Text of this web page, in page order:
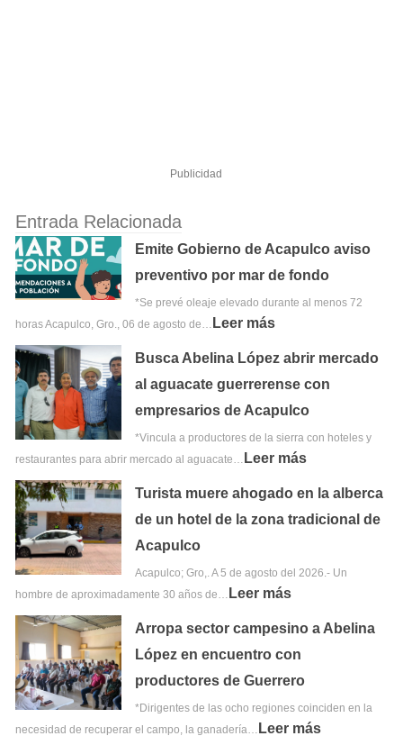
Publicidad
Entrada Relacionada
Emite Gobierno de Acapulco aviso
preventivo por mar de fondo
*Se prevé oleaje elevado durante al menos 72
horas Acapulco, Gro., 06 de agosto de…
Leer más
Busca Abelina López abrir mercado
al aguacate guerrerense con
empresarios de Acapulco
*Vincula a productores de la sierra con hoteles y
restaurantes para abrir mercado al aguacate…
Leer más
Turista muere ahogado en la alberca
de un hotel de la zona tradicional de
Acapulco
Acapulco; Gro,. A 5 de agosto del 2026.- Un
hombre de aproximadamente 30 años de…
Leer más
Arropa sector campesino a Abelina
López en encuentro con
productores de Guerrero
*Dirigentes de las ocho regiones coinciden en la
necesidad de recuperar el campo, la ganadería…
Leer más